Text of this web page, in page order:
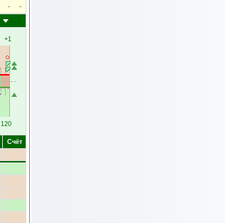
-
-
+1
120
Счёт